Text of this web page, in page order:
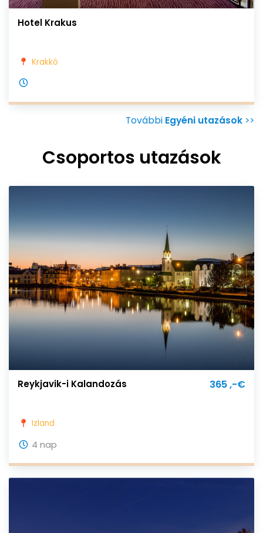
Hotel Krakus
Krakkó
További Egyéni utazások >>
Csoportos utazások
Reykjavik-i Kalandozás 365 ,-€
Izland
4 nap